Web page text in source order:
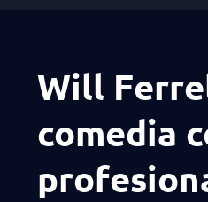
Will
comedia